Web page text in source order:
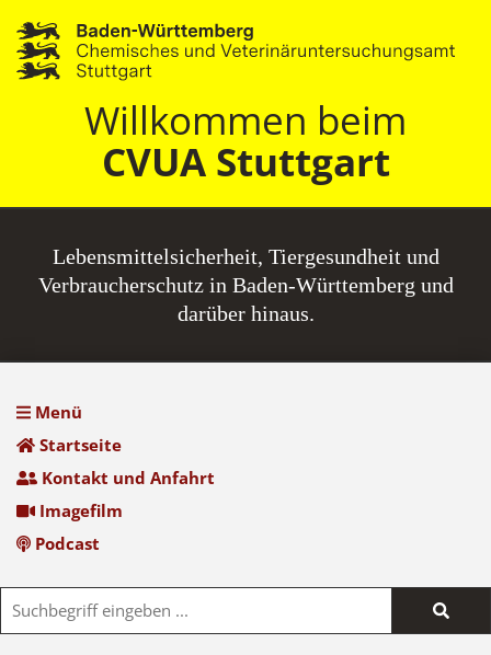
Willkommen beim
CVUA Stuttgart
Lebensmittel­sicherheit, Tiergesundheit und
Verbraucherschutz in Baden-Württemberg und
darüber hinaus.
Menü
Startseite
Kontakt und Anfahrt
Imagefilm
Podcast